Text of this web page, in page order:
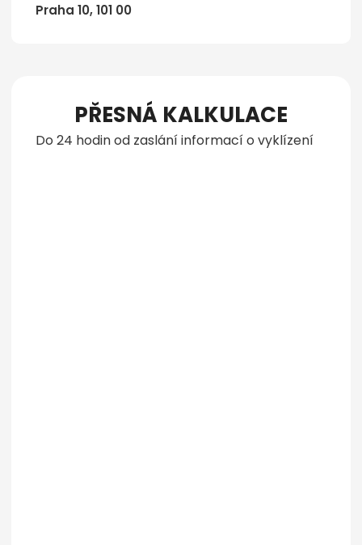
Praha 10, 101 00
PŘESNÁ KALKULACE
Do 24 hodin od zaslání informací o vyklízení